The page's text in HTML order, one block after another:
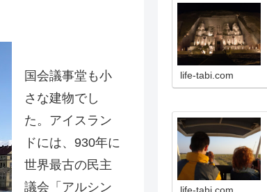
国会議事堂も小
さな建物でし
た。アイスラン
ドには、930年に
世界最古の民主
議会「アルシン
life-tabi.com